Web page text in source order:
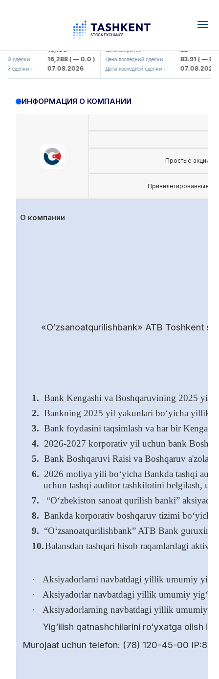
: 16,100
сделки : 16,288( — 0.0 )
сделки : 07.08.2026
KFSK (<Kafolat sug'urta
Цена закрытия : 82
Цена последний сделки : 83.91( — 0.0 )
Дата последней сделки : 07.08.2026
ИНФОРМАЦИЯ О КОМПАНИИ
Простые акции
Привилегированные
О компании
«O‘zsanoatqurilishbank» ATB Toshkent
1. Bank Kengashi va Boshqaruvining 2025 yil
2. Bankning 2025 yil yakunlari bo‘yicha yillik
3. Bank foydasini taqsimlash va har bir
4. 2026-2027 korporativ yil uchun bank
5. Bank Boshqaruvi Raisi va Boshqaruv
6. 2026 moliya yili bo‘yicha Bankda tashqi
uchun tashqi auditor tashkilotini belgilash,
7.
“O‘zbekiston sanoat qurilish banki”
8. Bankda korporativ boshqaruv tizimi
9. “O‘zsanoatqurilishbank” ATB Bank
10.Balansdan tashqari hisob raqamlardagi
·
Aksiyadorlarni navbatdagi yillik umumiy
·
Aksiyadorlar navbatdagi yillik umumiy
·
Aksiyadorlarning navbatdagi yillik umumiy
Yig‘ilish qatnashchilarini ro‘yxatga olish
Murojaat uchun telefon: (78) 120-45-00 IP:85-